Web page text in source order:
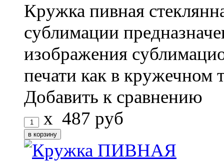
Кружка пивная
сублимации
изображения
печати как в кружечном
Добавить к сравнению
x 487 руб